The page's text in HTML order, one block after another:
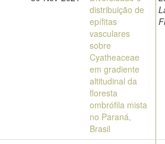
distribuição de
epífitas
vasculares
sobre
Cyatheaceae
em gradiente
altitudinal da
floresta
ombrófila mista
no Paraná,
Brasil